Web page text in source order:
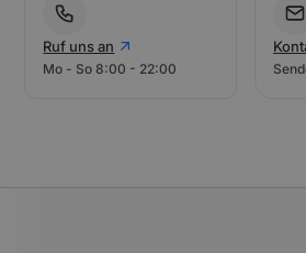
Ruf uns an
Mo - So 8:00 - 22:00